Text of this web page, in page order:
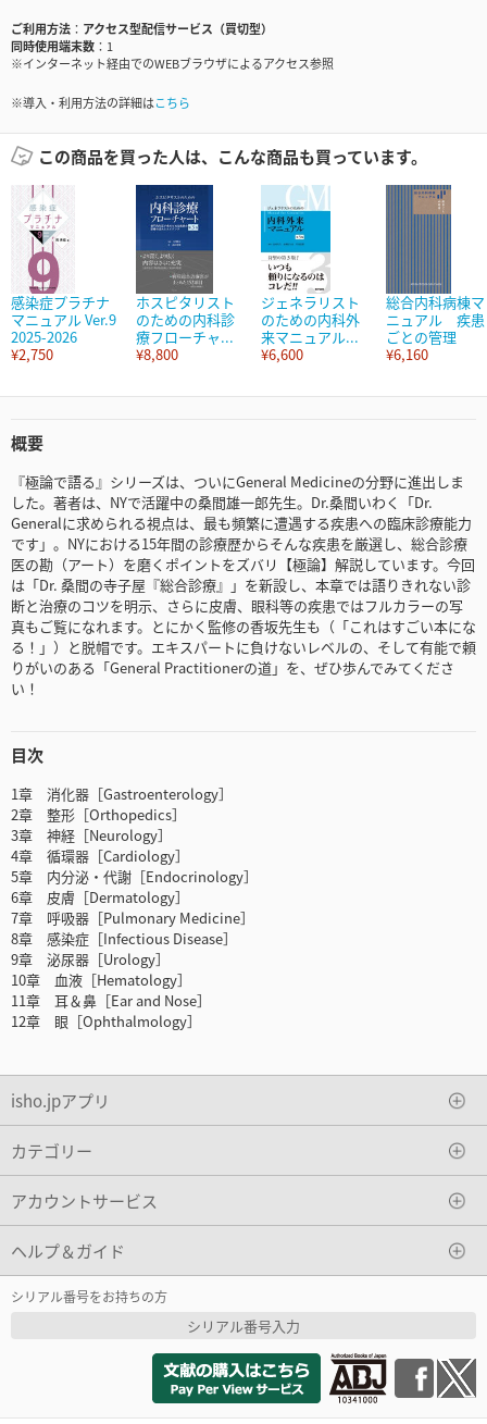
ご利用方法
アクセス型配信サービス（買切型）
同時使用端末数
1
※インターネット経由でのWEBブラウザによるアクセス参照
※導入・利用方法の詳細はこちら
この商品を買った人は、こんな商品も買っています。
感染症プラチナ
マニュアル Ver.9
2025-2026
¥2,750
ホスピタリスト
のための内科診
療フローチャ...
¥8,800
ジェネラリスト
のための内科外
来マニュアル...
¥6,600
総合内科病棟マ
ニュアル 疾患
ごとの管理
¥6,160
概要
『極論で語る』シリーズは、ついにGeneral Medicineの分野に進出しま
した。著者は、NYで活躍中の桑間雄一郎先生。Dr.桑間いわく「Dr.
Generalに求められる視点は、最も頻繁に遭遇する疾患への臨床診療能力
です」。NYにおける15年間の診療歴からそんな疾患を厳選し、総合診療
医の勘（アート）を磨くポイントをズバリ【極論】解説しています。今回
は「Dr. 桑間の寺子屋『総合診療』」を新設し、本章では語りきれない診
断と治療のコツを明示、さらに皮膚、眼科等の疾患ではフルカラーの写
真もご覧になれます。とにかく監修の香坂先生も（「これはすごい本にな
る！」）と脱帽です。エキスパートに負けないレベルの、そして有能で頼
りがいのある「General Practitionerの道」を、ぜひ歩んでみてくださ
い！
目次
1章 消化器［Gastroenterology］
2章 整形［Orthopedics］
3章 神経［Neurology］
4章 循環器［Cardiology］
5章 内分泌・代謝［Endocrinology］
6章 皮膚［Dermatology］
7章 呼吸器［Pulmonary Medicine］
8章 感染症［Infectious Disease］
9章 泌尿器［Urology］
10章 血液［Hematology］
11章 耳＆鼻［Ear and Nose］
12章 眼［Ophthalmology］
isho.jpアプリ
カテゴリー
アカウントサービス
ヘルプ＆ガイド
シリアル番号をお持ちの方
シリアル番号入力